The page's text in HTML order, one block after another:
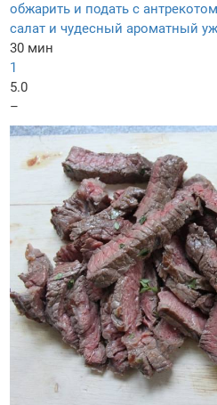
обжарить и подать с
салат и чудесный ароматный
30 мин
1
5.0
–